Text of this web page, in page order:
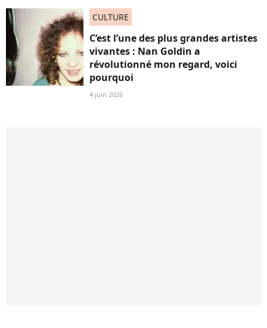
CULTURE
C’est l’une des plus grandes artistes
vivantes : Nan Goldin a
révolutionné mon regard, voici
pourquoi
4 juin 2026